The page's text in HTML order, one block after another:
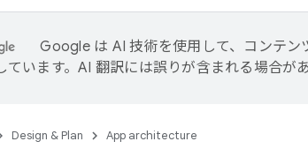
Google は AI 技術を使用して、コンテン
ています。AI 翻訳には誤りが含まれる場合があ
Design & Plan App architecture